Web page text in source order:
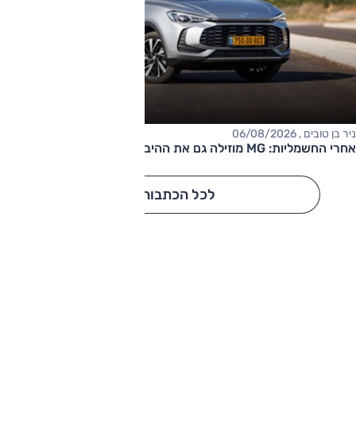
ניר בן טובים , 06/08/2026
אחרי החשמליות: MG מוזילה גם את ההיברידיות
לכל הכתבות